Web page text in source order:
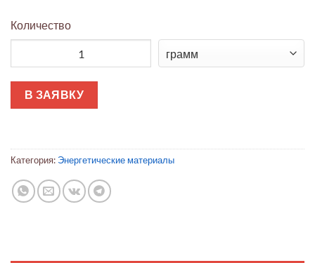
Количество
В ЗАЯВКУ
Категория: Энергетические материалы